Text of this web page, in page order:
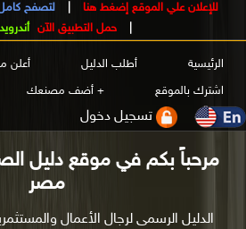
للإعلان علي الموقع إضغط هنا
لتصفح
حمل التطبيق الآن أندرويد
الرئيسية أطلب الدليل أعلن
اشترك بالموقع
+ أضف مصنعك
تسجيل دخول
مرحباً بكم في موقع دليل
مصر
الدليل الرسمى لرجال الأعمال